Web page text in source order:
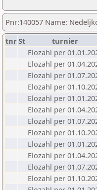
Pnr:140057 Name:
tnrSt turnier
Elozahl per
Elozahl per
Elozahl per
Elozahl per
Elozahl per
Elozahl per
Elozahl per
Elozahl per
Elozahl per
Elozahl per
Elozahl per
Elozahl per